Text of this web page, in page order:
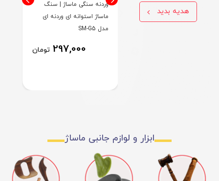
هدیه بدید
جای عود مدل باروک
وردنه سنگی ماساژ | سنگ
ماساژ استوانه ای وردنه ای
مدل SM-G5
297,000 تومان
ابزار و لوازم جانبی ماساژ